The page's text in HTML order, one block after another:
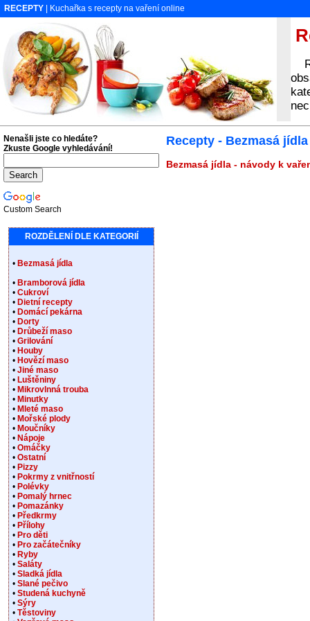
RECEPTY | Kuchařka s recepty na vaření online
Recepty - Bezmasá
Bezmasá jídla - návody k
Nenašli jste co hledáte?
Zkuste Google vyhledávání!
Custom Search
ROZDĚLENÍ DLE KATEGORIÍ
• Bezmasá jídla
• Bramborová jídla
• Cukroví
• Dietní recepty
• Domácí pekárna
• Dorty
• Drůbeží maso
• Grilování
• Houby
• Hovězí maso
• Jiné maso
• Luštěniny
• Mikrovlnná trouba
• Minutky
• Mleté maso
• Mořské plody
• Moučníky
• Nápoje
• Omáčky
• Ostatní
• Pizzy
• Pokrmy z vnitřností
• Polévky
• Pomalý hrnec
• Pomazánky
• Předkrmy
• Přílohy
• Pro děti
• Pro začátečníky
• Ryby
• Saláty
• Sladká jídla
• Slané pečivo
• Studená kuchyně
• Sýry
• Těstoviny